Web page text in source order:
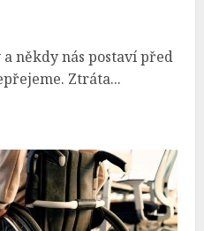
někdy nás postaví před
Ztráta...